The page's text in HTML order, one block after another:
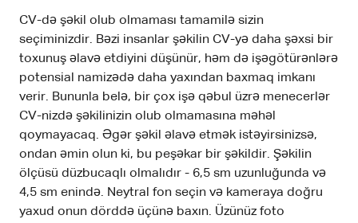
CV-də şəkil olub olmaması tamamilə sizin
seçiminizdir. Bəzi insanlar şəkilin CV-yə daha şəxsi bir
toxunuş əlavə etdiyini düşünür, həm də işəgötürənlərə
potensial namizədə daha yaxından baxmaq imkanı
verir. Bununla belə, bir çox işə qəbul üzrə menecerlər
CV-nizdə şəkilinizin olub olmamasına məhəl
qoymayacaq. Əgər şəkil əlavə etmək istəyirsinizsə,
ondan əmin olun ki, bu peşəkar bir şəkildir. Şəkilin
ölçüsü düzbucaqlı olmalıdır - 6,5 sm uzunluğunda və
4,5 sm enində. Neytral fon seçin və kameraya doğru
yaxud onun dörddə üçünə baxın. Üzünüz foto